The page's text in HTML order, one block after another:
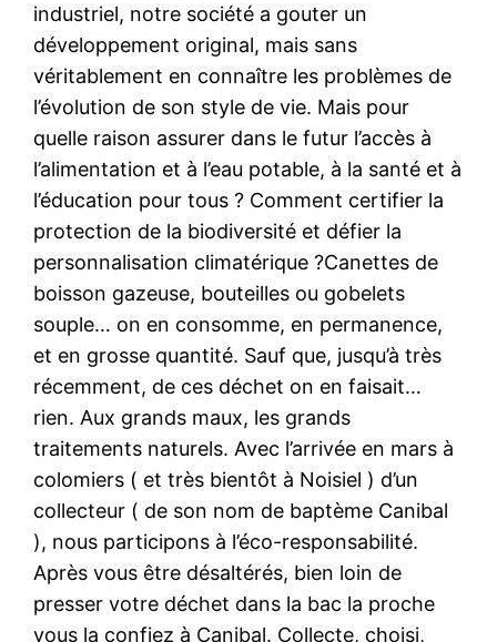
industriel, notre société a gouter un
développement original, mais sans
véritablement en connaître les problèmes de
l’évolution de son style de vie. Mais pour
quelle raison assurer dans le futur l’accès à
l’alimentation et à l’eau potable, à la santé et à
l’éducation pour tous ? Comment certifier la
protection de la biodiversité et défier la
personnalisation climatérique ?Canettes de
boisson gazeuse, bouteilles ou gobelets
souple… on en consomme, en permanence,
et en grosse quantité. Sauf que, jusqu’à très
récemment, de ces déchet on en faisait…
rien. Aux grands maux, les grands
traitements naturels. Avec l’arrivée en mars à
colomiers ( et très bientôt à Noisiel ) d’un
collecteur ( de son nom de baptème Canibal
), nous participons à l’éco-responsabilité.
Après vous être désaltérés, bien loin de
presser votre déchet dans la bac la proche
vous la confiez à Canibal. Collecte, choisi,